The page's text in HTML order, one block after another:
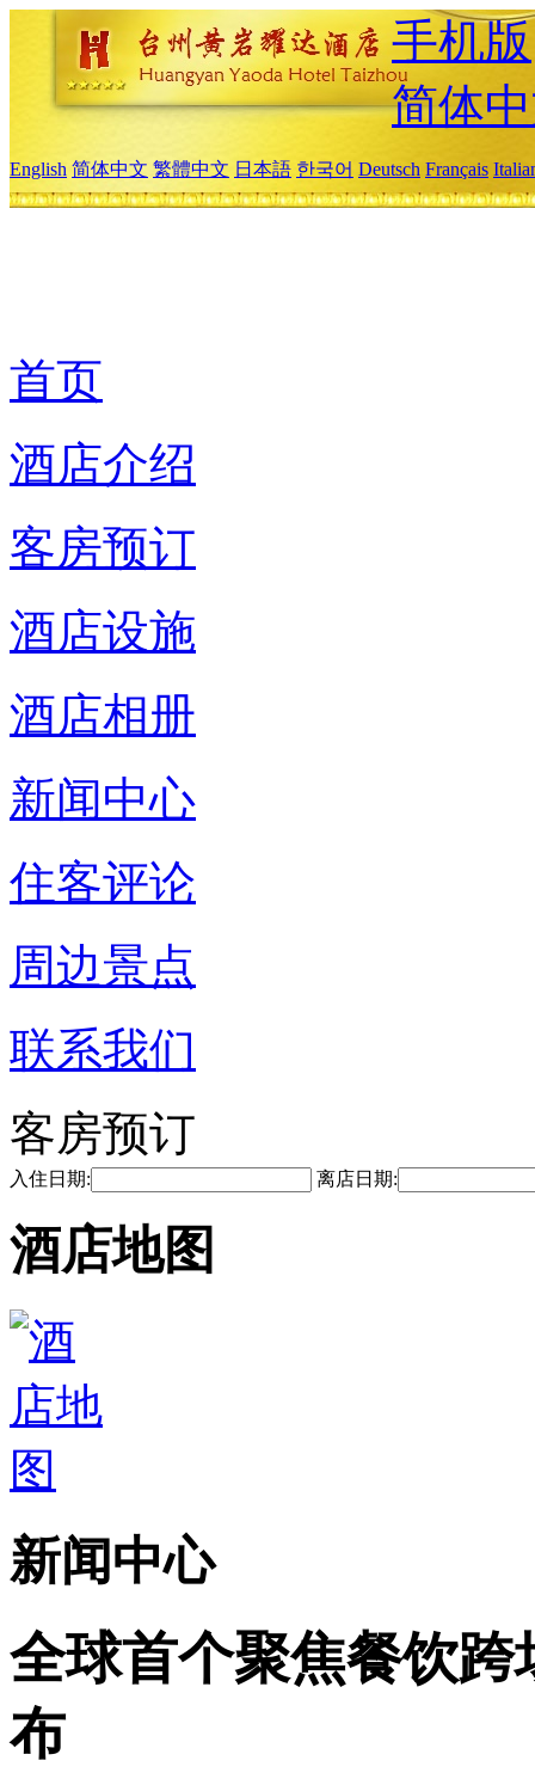
手机版
简体
English 简体中文 繁體中文 日本語 한국어 Deutsch Français
首页
酒店介绍
客房预订
酒店设施
酒店相册
新闻中心
住客评论
周边景点
联系我们
客房预订
入住日期: 离店日期:
酒店地图
新闻中心
全球首个聚焦餐饮
布